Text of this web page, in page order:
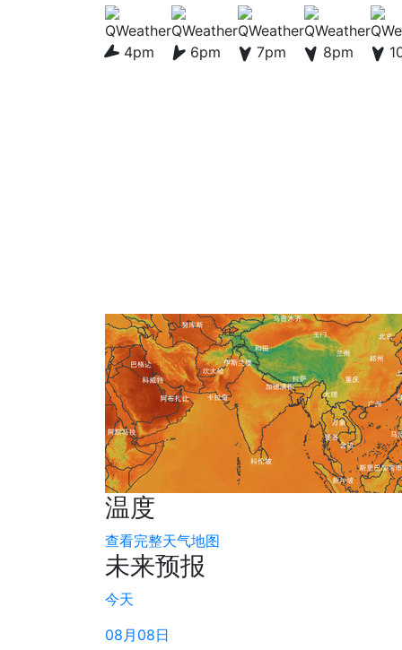
4pm 6pm 7pm 8pm
温度
查看完整天气地图
未来预报
今天
08月08日